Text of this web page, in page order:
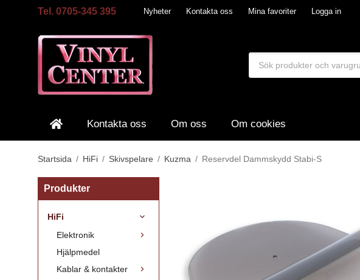
Tel. 0705-345 395 Nyheter Kontakta oss Mina favoriter Logga in
Kontakta oss Om oss Om cookies
Startsida / HiFi / Skivspelare / Kuzma / Reservdel Dammskydd Stabi-S
Produkter
HiFi
Elektronik
Hjälpmedel
Kablar & kontakter